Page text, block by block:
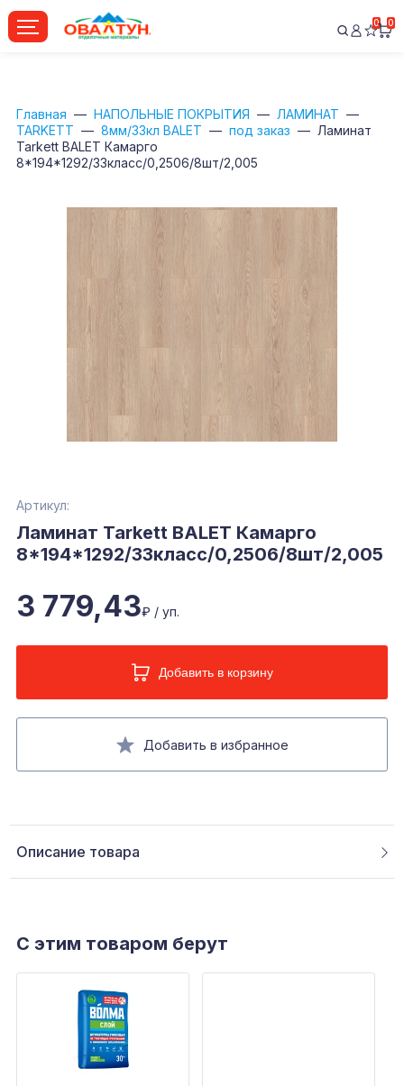
0 0
Главная НАПОЛЬНЫЕ ПОКРЫТИЯ
ЛАМИНАТ
TARKETT
8мм/33кл BALET под заказ
Ламинат
Tarkett BALET Камарго
8*194*1292/33класс/0,2506/8шт/2,005
Артикул:
Ламинат Tarkett BALET Камарго
8*194*1292/33класс/0,2506/8шт/2,005
3 779,43₽ / уп.
Добавить в корзину
Добавить в избранное
Описание товара
С этим товаром берут